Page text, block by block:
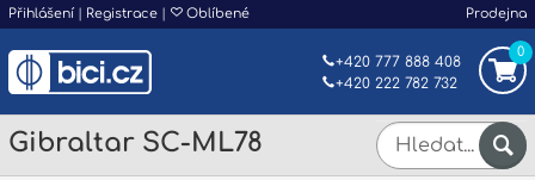
Přihlášení | Registrace | Oblíbené Prodejna
0
+420 777 888 408
+420 222 782 732
Gibraltar SC-ML78